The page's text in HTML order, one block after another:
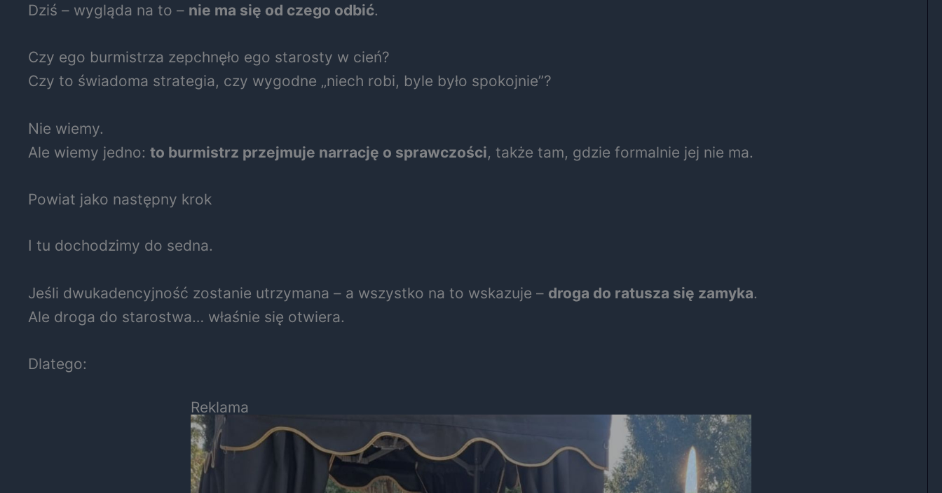
Dziś – wygląda na to – nie ma się od czego odbić.
Czy ego burmistrza zepchnęło ego starosty w cień?
Czy to świadoma strategia, czy wygodne „niech robi, byle było spokojnie”?
Nie wiemy.
Ale wiemy jedno: to burmistrz przejmuje narrację o sprawczości, także tam, gdzie formalnie jej nie ma.
Powiat jako następny krok
I tu dochodzimy do sedna.
Jeśli dwukadencyjność zostanie utrzymana – a wszystko na to wskazuje – droga do ratusza się zamyka.
Ale droga do starostwa… właśnie się otwiera.
Dlatego:
Reklama